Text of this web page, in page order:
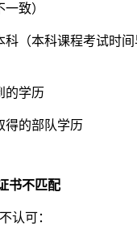
致）
科（本科课程考试时
的学历
得的部队学历
书不匹配
认可：